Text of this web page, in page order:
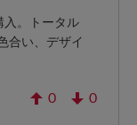
。トータル
合い、デザイ
0 0